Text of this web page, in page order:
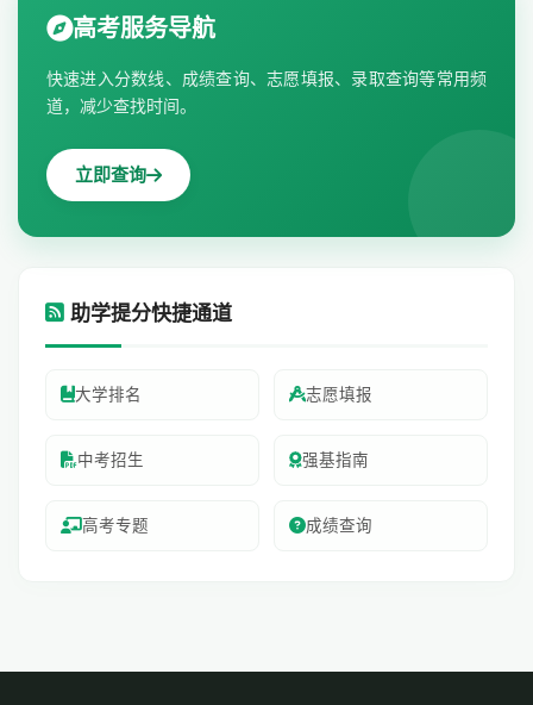
高考服务导航
快速进入分数线、成绩查询、志愿填报、录取查询等常用频
道，减少查找时间。
立即查询
助学提分快捷通道
大学排名 志愿填报
中考招生 强基指南
高考专题 成绩查询